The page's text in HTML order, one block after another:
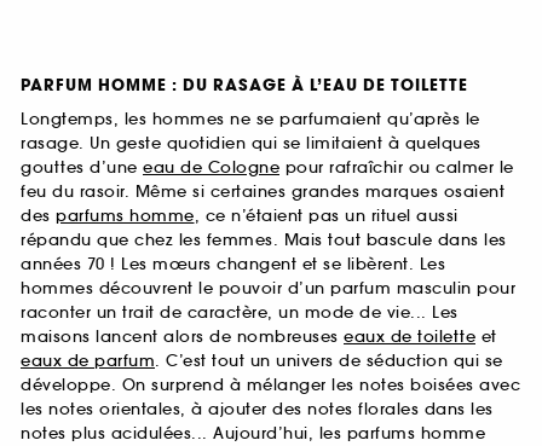
PARFUM HOMME : DU RASAGE À L’EAU DE TOILETTE
Longtemps, les hommes ne se parfumaient qu’après le
rasage. Un geste quotidien qui se limitaient à quelques
gouttes d’une eau de Cologne pour rafraîchir ou calmer le
feu du rasoir. Même si certaines grandes marques osaient
des parfums homme, ce n’étaient pas un rituel aussi
répandu que chez les femmes. Mais tout bascule dans les
années 70 ! Les mœurs changent et se libèrent. Les
hommes découvrent le pouvoir d’un parfum masculin pour
raconter un trait de caractère, un mode de vie... Les
maisons lancent alors de nombreuses eaux de toilette et
eaux de parfum. C’est tout un univers de séduction qui se
développe. On surprend à mélanger les notes boisées avec
les notes orientales, à ajouter des notes florales dans les
notes plus acidulées... Aujourd’hui, les parfums homme